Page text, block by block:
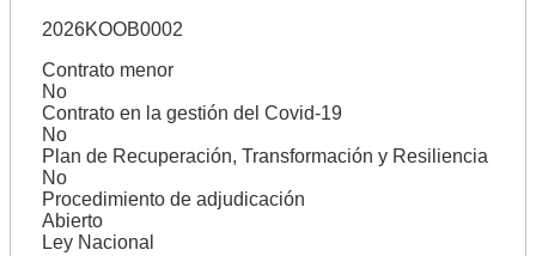
2026KOOB0002
Contrato menor
No
Contrato en la gestión del Covid-19
No
Plan de Recuperación, Transformación y Resiliencia
No
Procedimiento de adjudicación
Abierto
Ley Nacional